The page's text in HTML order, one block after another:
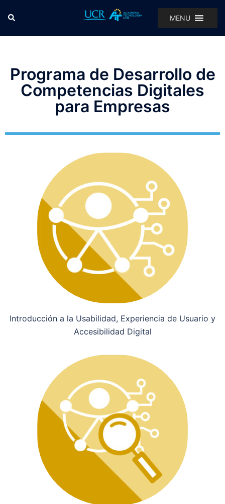
MENU
Programa de Desarrollo de
Competencias Digitales
para Empresas
Introducción a la Usabilidad, Experiencia de Usuario y
Accesibilidad Digital